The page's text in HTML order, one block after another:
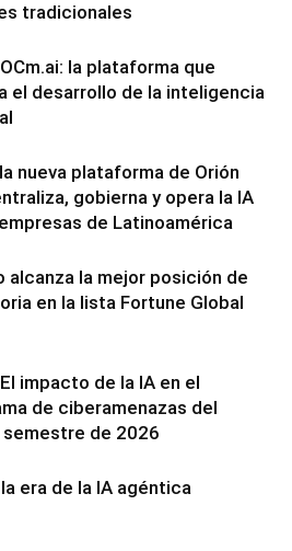
tradicionales
la plataforma que
el desarrollo de la inteligencia
nueva plataforma de Orión
gobierna y opera la IA
de Latinoamérica
alcanza la mejor posición de
en la lista Fortune Global
impacto de la IA en el
de ciberamenazas del
semestre de 2026
era de la IA agéntica